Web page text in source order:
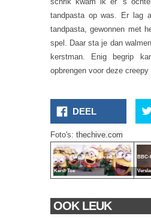
tandpasta op was. Er lag
tandpasta, gewonnen met
spel. Daar sta je dan
kerstman. Enig begrip
opbrengen voor deze
DEEL
Foto's: thechive.com
Minions Wensen Je Alvast Een Top
Kerst Toe
OOK LEUK